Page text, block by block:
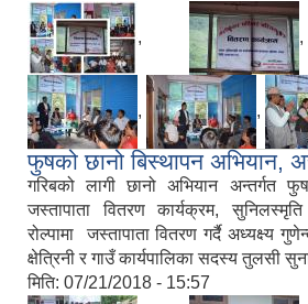
,
, ,
फुषको छानो बिस्थापन
गरिबको लागी छानो अभियान अन्तर्गत
जस्तापाता वितरण कार्यक्रम,
रोल्पामा जस्तापाता वितरण गर्दै अध्यक्ष्य
क्षेत्रिनी र गाउँ कार्यपालिका सदस्य तुलसी
मिति: 07/21/2018 - 15:57